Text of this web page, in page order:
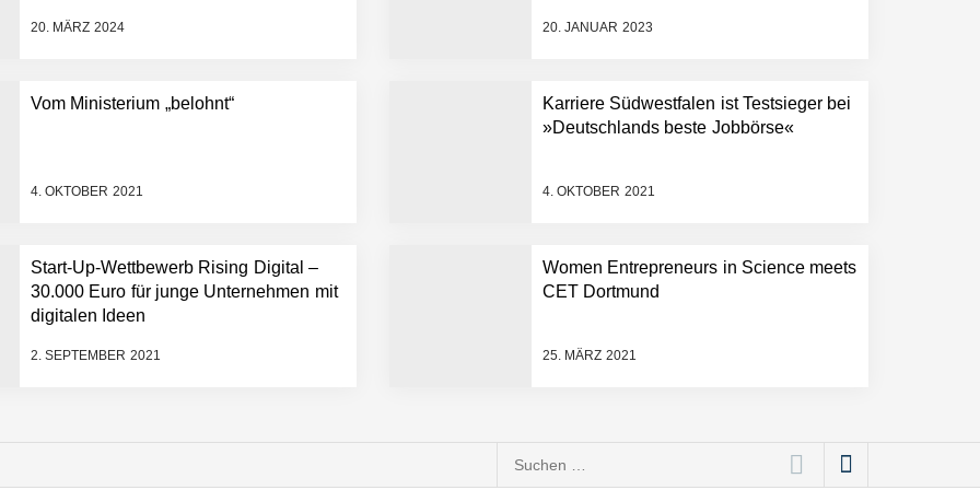
20. MÄRZ 2024 20. JANUAR 2023
Vom Ministerium „belohnt“
4. OKTOBER 2021
Karriere Südwestfalen ist Testsieger bei
»Deutschlands beste Jobbörse«
4. OKTOBER 2021
Start-Up-Wettbewerb Rising Digital –
30.000 Euro für junge Unternehmen mit
digitalen Ideen
2. SEPTEMBER 2021
Women Entrepreneurs in Science meets
CET Dortmund
25. MÄRZ 2021
von Boutiqua Portuguesa
– das Feldwerk stellt sich vor!
Suchen